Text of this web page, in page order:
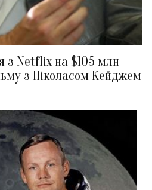
з Netflix на $105 млн
з Ніколасом Кейджем